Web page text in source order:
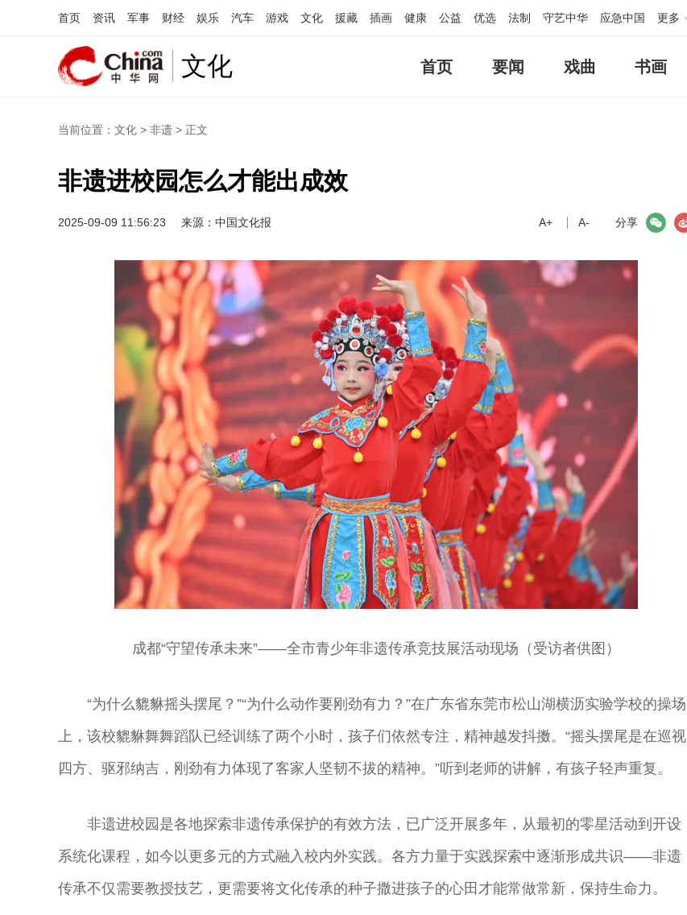
首页 资讯 军事 财经 娱乐 汽车 游戏 文化 援藏 插画 健康 公益 优选 法制 守艺中华 应急中国 更多
文化 首页 要闻 戏曲 书画
当前位置： 文化 > 非遗 > 正文
非遗进校园怎么才能出成效
2025-09-09 11:56:23 来源：中国文化报 分享
微信
A+ A-
成都“守望传承未来”——全市青少年非遗传承竞技展活动现场（受访者供图）
“为什么貔貅摇头摆尾？”“为什么动作要刚劲有力？”在广东省东莞市松山湖横沥实验学校的操场
上，该校貔貅舞舞蹈队已经训练了两个小时，孩子们依然专注，精神越发抖擞。“摇头摆尾是在巡视
四方、驱邪纳吉，刚劲有力体现了客家人坚韧不拔的精神。”听到老师的讲解，有孩子轻声重复。
非遗进校园是各地探索非遗传承保护的有效方法，已广泛开展多年，从最初的零星活动到开设
系统化课程，如今以更多元的方式融入校内外实践。各方力量于实践探索中逐渐形成共识——非遗
传承不仅需要教授技艺，更需要将文化传承的种子撒进孩子的心田才能常做常新，保持生命力。